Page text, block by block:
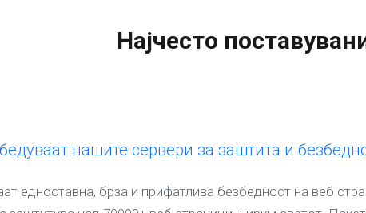
Најчесто
нашите сервери за заштита и
едноставна, брза и прифатлива безбедност на веб